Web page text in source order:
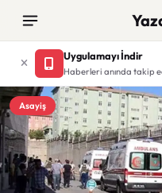
Uygulamayı İndir
Haberleri anında takip
Asayiş